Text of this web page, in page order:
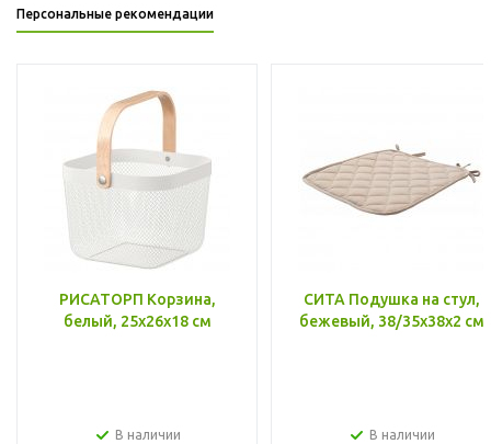
Персональные рекомендации
РИСАТОРП Корзина,
белый, 25x26x18 см
В наличии
СИТА Подушка на стул,
бежевый, 38/35x38x2 см
В наличии